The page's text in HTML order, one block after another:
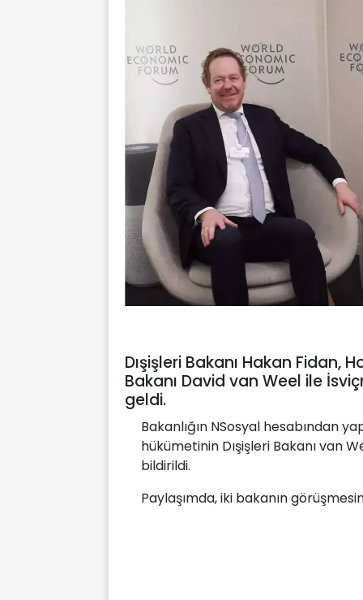
Dışişleri Bakanı Hakan Fidan,
Bakanı David van Weel ile
geldi.
Bakanlığın NSosyal hesabından
hükümetinin Dışişleri Bakanı van
bildirildi.
Paylaşımda, iki bakanın